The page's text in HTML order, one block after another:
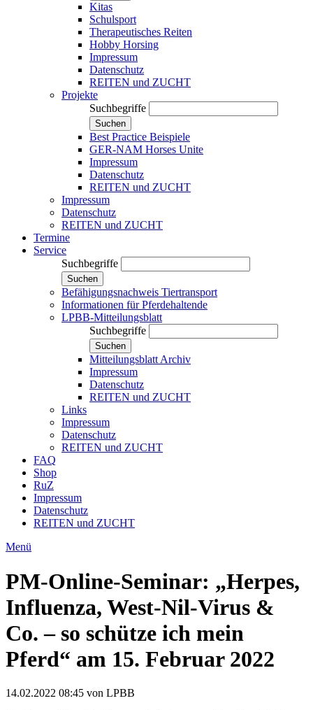
Kitas
Schulsport
Therapeutisches Reiten
Hobby Horsing
Impressum
Datenschutz
REITEN und ZUCHT
Projekte
Suchbegriffe
Suchen
Best Practice Beispiele
GER-NAM Horses Unite
Impressum
Datenschutz
REITEN und ZUCHT
Impressum
Datenschutz
REITEN und ZUCHT
Termine
Service
Suchbegriffe
Suchen
Befähigungsnachweis Tiertransport
Informationen für Pferdehaltende
LPBB-Mitteilungsblatt
Suchbegriffe
Suchen
Mitteilungsblatt Archiv
Impressum
Datenschutz
REITEN und ZUCHT
Links
Impressum
Datenschutz
REITEN und ZUCHT
FAQ
Shop
RuZ
Impressum
Datenschutz
REITEN und ZUCHT
Menü
PM-Online-Seminar: „Herpes,
Influenza, West-Nil-Virus &
Co. – so schütze ich mein
Pferd“ am 15. Februar 2022
14.02.2022 08:45 von LPBB